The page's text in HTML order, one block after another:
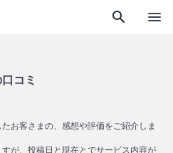
search menu
コミ
お客さまの、感想や評価をご紹介しま
が、投稿日と現在とでサービス内容が